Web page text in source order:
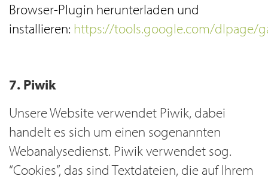
Browser-Plugin herunterladen und
installieren: https://tools.google.com/dlpage/
7. Piwik
Unsere Website verwendet Piwik, dabei
handelt es sich um einen sogenannten
Webanalysedienst. Piwik verwendet sog.
“Cookies”, das sind Textdateien, die auf Ihrem